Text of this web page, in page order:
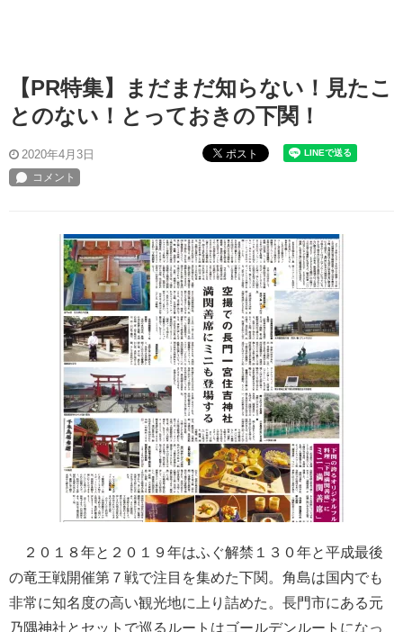
【PR特集】まだまだ知らない！見たこ
とのない！とっておきの下関！
2020年4月3日 ポスト
２０１８年と２０１９年はふぐ解禁１３０年と平成最後
の竜王戦開催第７戦で注目を集めた下関。角島は国内でも
非常に知名度の高い観光地に上り詰めた。長門市にある元
乃隅神社とセットで巡るルートはゴールデンルートになっ